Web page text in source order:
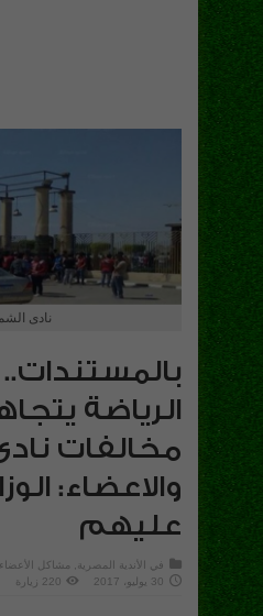
نادى
بالمستندات..
الرياضة
مخالفات
والاعضاء:
عليهم
في الأندية المصرية مشاكل الأعضاء
30 يوليو، 2017
220 زيارة